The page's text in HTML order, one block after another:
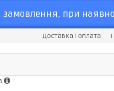
при
Доставка і оплата